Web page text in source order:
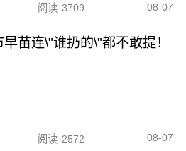
阅读 3709 08-07
苗连\"谁扔的\"都不敢提！
阅读 2572 08-07